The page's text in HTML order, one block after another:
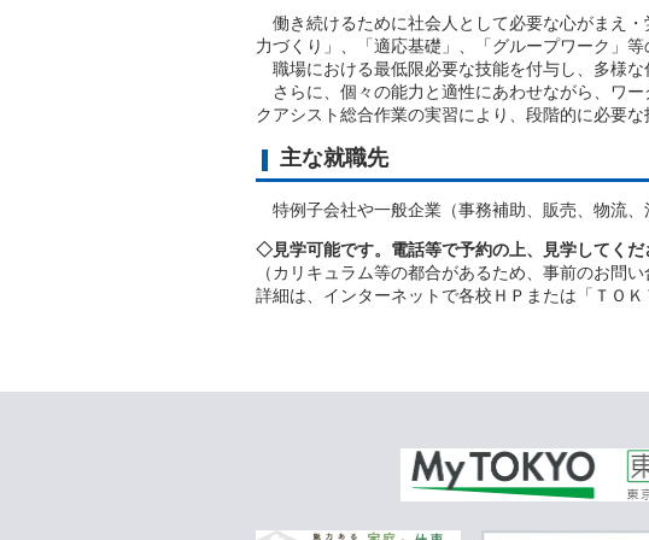
働き続けるために社会人として必要な心がまえ
力づくり」、「適応基礎」、「グループワーク」等
職場における最低限必要な技能を付与し、多様な
さらに、個々の能力と適性にあわせながら、ワ
クアシスト総合作業の実習により、段階的に必要な
主な就職先
特例子会社や一般企業（事務補助、販売、物流、
◇見学可能です。電話等で予約の上、見学してくだ
（カリキュラム等の都合があるため、事前のお問い
詳細は、インターネットで各校ＨＰまたは「ＴＯＫ